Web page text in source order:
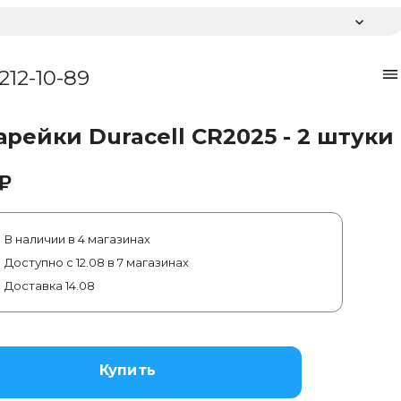
10-89
Duracell CR2025 - 2 штуки
В наличии в 4 магазинах
Доступно с 12.08 в 7 магазинах
Доставка 14.08
Купить